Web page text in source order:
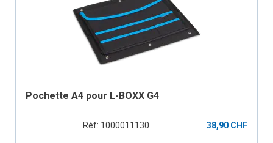
Pochette A4 pour L-BOXX G4
Réf: 1000011130 38,90 CHF